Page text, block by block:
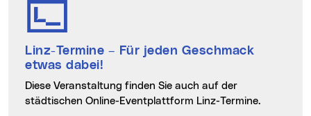
Linz-Termine – Für jeden Geschmack
etwas dabei!
Diese Veranstaltung finden Sie auch auf der
städtischen Online-Eventplattform Linz-Termine.